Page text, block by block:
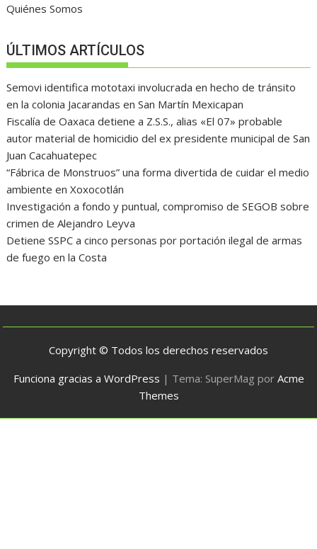
Quiénes Somos
ÚLTIMOS ARTÍCULOS
Semovi identifica mototaxi involucrada en hecho de tránsito
en la colonia Jacarandas en San Martín Mexicapan
Fiscalía de Oaxaca detiene a Z.S.S., alias «El 07» probable
autor material de homicidio del ex presidente municipal de San
Juan Cacahuatepec
“Fábrica de Monstruos” una forma divertida de cuidar el medio
ambiente en Xoxocotlán
Investigación a fondo y puntual, compromiso de SEGOB sobre
crimen de Alejandro Leyva
Detiene SSPC a cinco personas por portación ilegal de armas
de fuego en la Costa
Copyright © Todos los derechos reservados
Funciona gracias a WordPress | Tema: SuperMag por Acme
Themes